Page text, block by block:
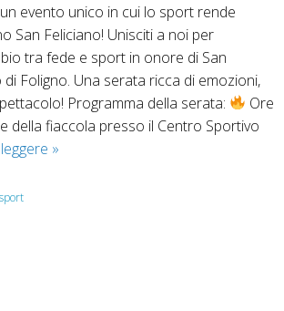
evento unico in cui lo sport rende
San Feliciano! Unisciti a noi per
tra fede e sport in onore di San
Foligno. Una serata ricca di emozioni,
Programma della serata:
Ore
della fiaccola presso il Centro Sportivo
Giubileo
»
sport